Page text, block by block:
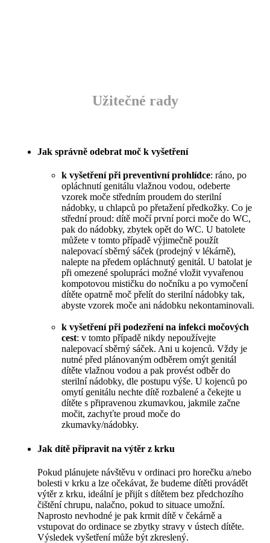
Užitečné rady
Jak správně odebrat moč k vyšetření
k vyšetření při preventivní prohlídce: ráno, po
opláchnutí genitálu vlažnou vodou, odeberte
vzorek moče středním proudem do sterilní
nádobky, u chlapců po přetažení předkožky. Co je
střední proud: dítě močí první porci moče do WC,
pak do nádobky, zbytek opět do WC. U batolete
můžete v tomto případě výjimečně použít
nalepovací sběrný sáček (prodejný v lékárně),
nalepte na předem opláchnutý genitál. U batolat je
při omezené spolupráci možné vložit vyvařenou
kompotovou mističku do nočníku a po vymočení
dítěte opatrně moč přelít do sterilní nádobky tak,
abyste vzorek moče ani nádobku nekontaminovali.
k vyšetření při podezření na infekci močových
cest: v tomto případě nikdy nepoužívejte
nalepovací sběrný sáček. Ani u kojenců. Vždy je
nutné před plánovaným odběrem omýt genitál
dítěte vlažnou vodou a pak provést odběr do
sterilní nádobky, dle postupu výše. U kojenců po
omytí genitálu nechte dítě rozbalené a čekejte u
dítěte s připravenou zkumavkou, jakmile začne
močit, zachyťte proud moče do
zkumavky/nádobky.
Jak dítě připravit na výtěr z krku
Pokud plánujete návštěvu v ordinaci pro horečku a/nebo
bolesti v krku a lze očekávat, že budeme dítěti provádět
výtěr z krku, ideální je přijít s dítětem bez předchozího
čištění chrupu, nalačno, pokud to situace umožní.
Naprosto nevhodné je pak krmit dítě v čekárně a
vstupovat do ordinace se zbytky stravy v ústech dítěte.
Výsledek vyšetření může být zkreslený.